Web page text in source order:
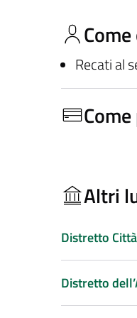
Recati al
Altri
Distretto
Distretto